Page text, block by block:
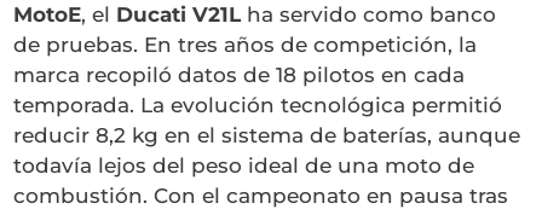
MotoE, el Ducati V21Lha servido como banco
de pruebas. En tres años de competición, la
marca recopiló datos de 18 pilotos en cada
temporada. La evolución tecnológica permitió
reducir 8,2 kg en el sistema de baterías, aunque
todavía lejos del peso ideal de una moto de
combustión. Con el campeonato en pausa tras